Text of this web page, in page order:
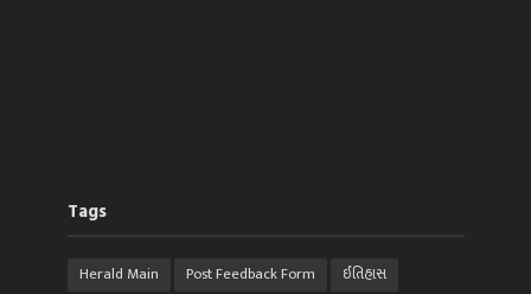
Tags
Herald Main Post Feedback Form
ઈતિહાસ